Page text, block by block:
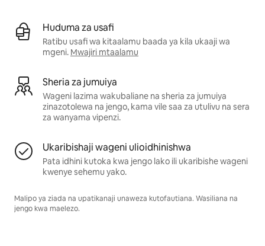
Huduma za usafi
Ratibu usafi wa kitaalamu baada ya kila ukaaji wa
mgeni. Mwajiri mtaalamu
Sheria za jumuiya
Wageni lazima wakubaliane na sheria za jumuiya
zinazotolewa na jengo, kama vile saa za utulivu na sera
za wanyama vipenzi.
Ukaribishaji wageni ulioidhinishwa
Pata idhini kutoka kwa jengo lako ili ukaribishe wageni
kwenye sehemu yako.
Malipo ya ziada na upatikanaji unaweza kutofautiana. Wasiliana na
jengo kwa maelezo.